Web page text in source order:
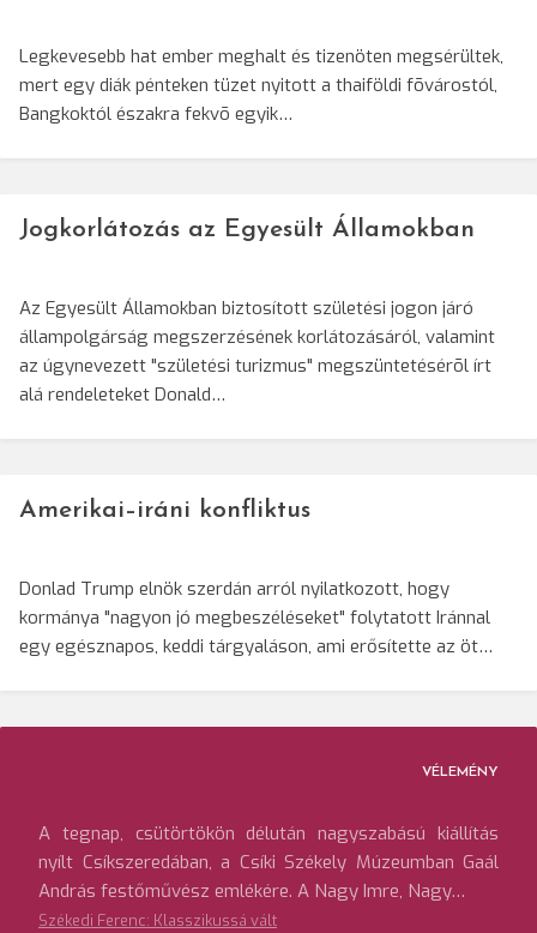
Legkevesebb hat ember meghalt és tizenöten megsérültek,
mert egy diák pénteken tüzet nyitott a thaiföldi fõvárostól,
Bangkoktól északra fekvõ egyik…
Jogkorlátozás az Egyesült Államokban
Az Egyesült Államokban biztosított születési jogon járó
állampolgárság megszerzésének korlátozásáról, valamint
az úgynevezett "születési turizmus" megszüntetésérõl írt
alá rendeleteket Donald…
Amerikai–iráni konfliktus
Donlad Trump elnök szerdán arról nyilatkozott, hogy
kormánya "nagyon jó megbeszéléseket" folytatott Iránnal
egy egésznapos, keddi tárgyaláson, ami erősítette az öt…
VÉLEMÉNY
A tegnap, csütörtökön délután nagyszabású kiállítás
nyílt Csíkszeredában, a Csíki Székely Múzeumban Gaál
András festőművész emlékére. A Nagy Imre, Nagy…
Székedi Ferenc: Klasszikussá vált